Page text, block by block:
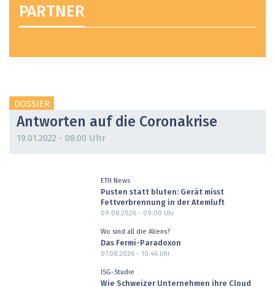
PARTNER
DOSSIER
Antworten auf die Coronakrise
19.01.2022 - 08:00 Uhr
ETH News
Pusten statt bluten: Gerät misst
Fettverbrennung in der Atemluft
09.08.2026 - 09:00 Uhr
Wo sind all die Aliens?
Das Fermi-Paradoxon
07.08.2026 - 10:46Uhr
ISG-Studie
Wie Schweizer Unternehmen ihre Cloud